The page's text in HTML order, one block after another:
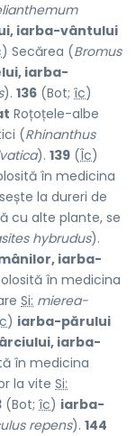
iarba-vântului
) Secărea (Bromus
iarba-
). 136 (Bot; îc)
Roțoțele-albe
(Rhinanthus
). 139 (Îc)
în medicina
la dureri de
cu alte plante, se
hybrudus).
iarba-
în medicina
Si: mierea-
) iarba-părului
iarba-
în medicina
la vite Si:
(Bot; îc) iarba-
repens). 144